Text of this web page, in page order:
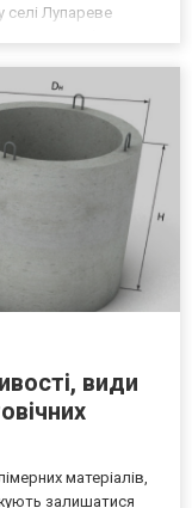
селі Лупареве
види
матеріалів,
залишатися